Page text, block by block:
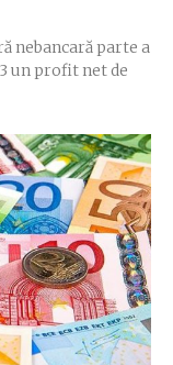
nebancară parte a
un profit net de